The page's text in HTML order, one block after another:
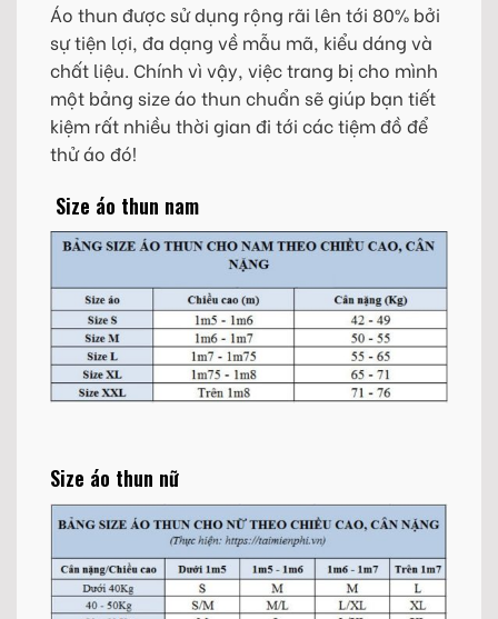
Áo thun được sử dụng rộng rãi lên tới 80% bởi
sự tiện lợi, đa dạng về mẫu mã, kiểu dáng và
chất liệu. Chính vì vậy, việc trang bị cho mình
một bảng size áo thun chuẩn sẽ giúp bạn tiết
kiệm rất nhiều thời gian đi tới các tiệm đồ để
thử áo đó!
Size áo thun nam
Size áo thun nữ